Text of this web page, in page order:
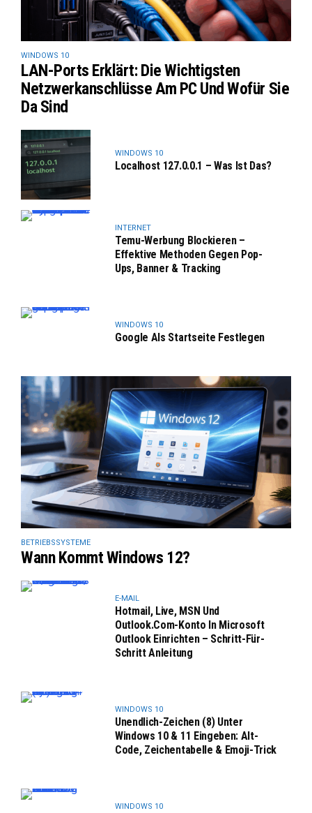
WINDOWS 10
LAN-Ports Erklärt: Die Wichtigsten
Netzwerkanschlüsse Am PC Und Wofür Sie
Da Sind
WINDOWS 10
Localhost 127.0.0.1 – Was Ist Das?
INTERNET
Temu-Werbung Blockieren –
Effektive Methoden Gegen Pop-
Ups, Banner & Tracking
WINDOWS 10
Google Als Startseite Festlegen
BETRIEBSSYSTEME
Wann Kommt Windows 12?
E-MAIL
Hotmail, Live, MSN Und
Outlook.com-Konto In Microsoft
Outlook Einrichten – Schritt-Für-
Schritt Anleitung
WINDOWS 10
Unendlich-Zeichen (8) Unter
Windows 10 & 11 Eingeben: Alt-
Code, Zeichentabelle & Emoji-Trick
WINDOWS 10